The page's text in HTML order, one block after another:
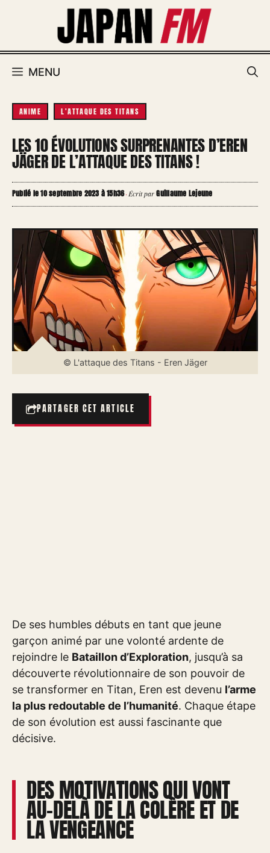
MENU
ANIME L'ATTAQUE DES TITANS
LES 10 ÉVOLUTIONS SURPRENANTES D’EREN
JÄGER DE L’ATTAQUE DES TITANS !
Publié le 10 septembre 2023 à 15h36·Écrit parGuillaume Lejeune
© L'attaque des Titans - Eren Jäger
PARTAGER CET ARTICLE
De ses humbles débuts en tant que jeune
garçon animé par une volonté ardente de
rejoindre le Bataillon d’Exploration, jusqu’à sa
découverte révolutionnaire de son pouvoir de
se transformer en Titan, Eren est devenu l’arme
la plus redoutable de l’humanité. Chaque étape
de son évolution est aussi fascinante que
décisive.
DES MOTIVATIONS QUI VONT
AU-DELÀ DE LA COLÈRE ET DE
LA VENGEANCE